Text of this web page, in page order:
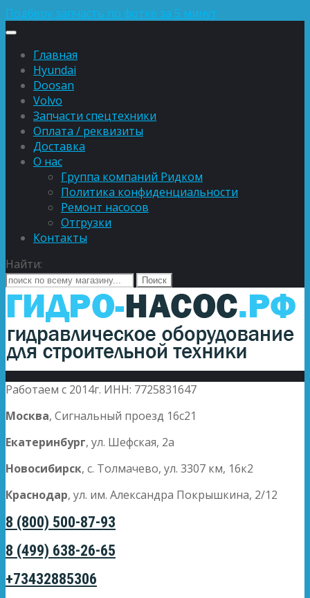
Подберу запчасть по фотке за 5 минут
Главная
Hyundai
Doosan
Volvo
Запчасти спецтехники
Оплата / реквизиты
Доставка
О нас
Группа компаний Ридком
Политика конфиденциальности
Ремонт насосов
Отгрузки
Контакты
Найти:
Работаем с 2014г. ИНН: 7725831647
Москва, Сигнальный проезд 16с21
Екатеринбург, ул. Шефская, 2а
Новосибирск, с. Толмачево, ул. 3307 км, 16к2
Краснодар, ул. им. Александра Покрышкина, 2/12
8 (800) 500-87-93
8 (499) 638-26-65
+73432885306